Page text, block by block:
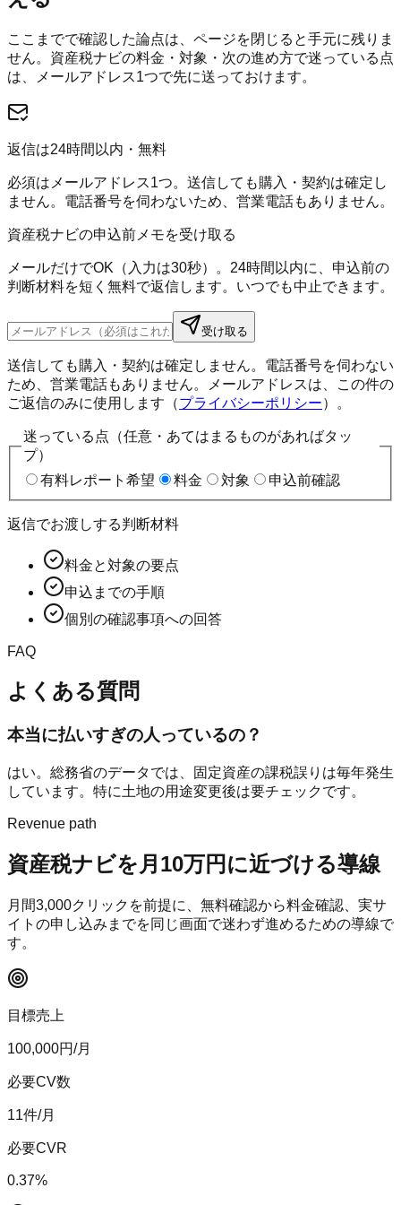
ここまでで確認した論点は、ページを閉じると手元に残りま
せん。 資産税ナビの料金・対象・次の進め方で迷っている点
は、メールアドレス1つで先に送っておけます。
返信は24時間以内・無料
必須はメールアドレス1つ。送信しても購入・契約は確定し
ません。電話番号を伺わないため、営業電話もありません。
資産税ナビの申込前メモを受け取る
メールだけでOK（入力は30秒）。24時間以内に、申込前の
判断材料を短く無料で返信します。いつでも中止できます。
受け取る
送信しても購入・契約は確定しません。電話番号を伺わない
ため、営業電話もありません。メールアドレスは、この件の
ご返信のみに使用します（プライバシーポリシー）。
迷っている点（任意・あてはまるものがあればタッ
プ）
有料レポート希望
料金 対象 申込前確認
返信でお渡しする判断材料
料金と対象の要点
申込までの手順
個別の確認事項への回答
FAQ
よくある質問
本当に払いすぎの人っているの？
はい。総務省のデータでは、固定資産の課税誤りは毎年発生
しています。特に土地の用途変更後は要チェックです。
Revenue path
資産税ナビを月10万円に近づける導線
月間3,000クリックを前提に、無料確認から料金確認、実サ
イトの申し込みまでを同じ画面で迷わず進めるための導線で
す。
目標売上
100,000円/月
必要CV数
11件/月
必要CVR
0.37%